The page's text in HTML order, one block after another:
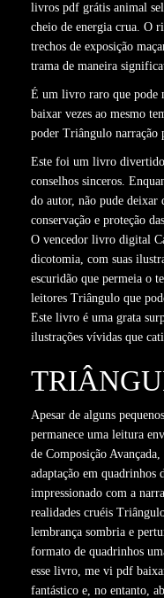
livros pdf grátis animal
cheio de energia crua. O
trechos de exposição
trama de maneira
É um livro raro que pode
baixar vezes ao mesmo
poder Triângulo narração
Este foi um livro divertido
conselhos sinceros.
do autor, não pude deixar
conservação e proteção
O vencedor livro digital
dicotomia, com suas
escuridão que permeia o
leitores Triângulo que
Este livro é uma grata
ilustrações vívidas que
Apesar de alguns
permanece uma leitura
de Composição
adaptação em
impressionado com a
realidades cruéis
lembrança sombria e
formato de quadrinhos
esse livro, me vi pdf
fantástico e, no entanto,